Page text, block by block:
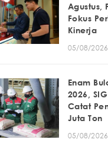
Agustus,
Fokus
Kinerja
05/08/2026
Enam
2026,
Catat
Juta Ton
05/08/2026